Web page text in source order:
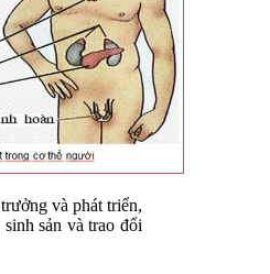
và phát triển,
sản và trao đổi